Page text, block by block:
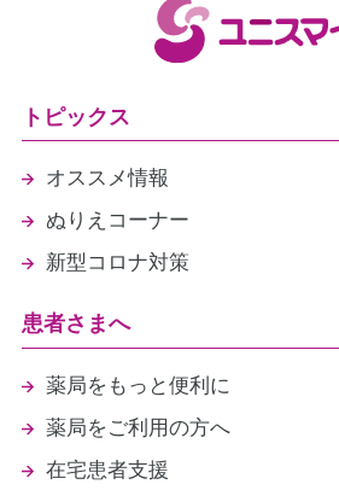
トピックス
オススメ情報
ぬりえコーナー
新型コロナ対策
患者さまへ
薬局をもっと便利に
薬局をご利用の方へ
在宅患者支援